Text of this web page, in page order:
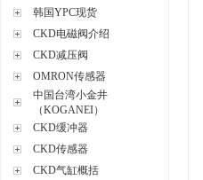
韩国YPC现货
CKD电磁阀介绍
CKD减压阀
OMRON传感器
中国台湾小金井
（KOGANEI）
CKD缓冲器
CKD传感器
CKD气缸概括